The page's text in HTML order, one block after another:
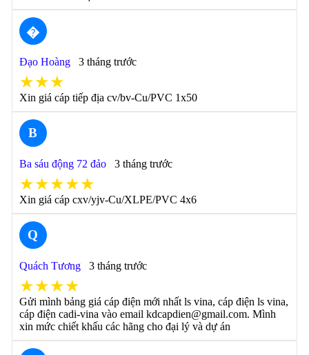
�
Đạo Hoàng 3 tháng trước
★★★
Xin giá cáp tiếp địa cv/bv-Cu/PVC 1x50
B
Ba sáu động 72 đảo 3 tháng trước
★★★★★
Xin giá cáp cxv/yjv-Cu/XLPE/PVC 4x6
Q
Quách Tương 3 tháng trước
★★★★
Gửi mình bảng giá cáp điện mới nhất ls vina, cáp điện ls vina,
cáp điện cadi-vina vào email kdcapdien@gmail.com. Mình
xin mức chiết khấu các hãng cho đại lý và dự án